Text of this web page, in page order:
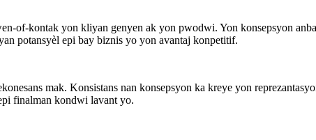
of-kontak yon kliyan genyen ak yon pwodwi. Yon konsepsyon
potansyèl epi bay biznis yo yon avantaj konpetitif.
mak. Konsistans nan konsepsyon ka kreye yon
finalman kondwi lavant yo.